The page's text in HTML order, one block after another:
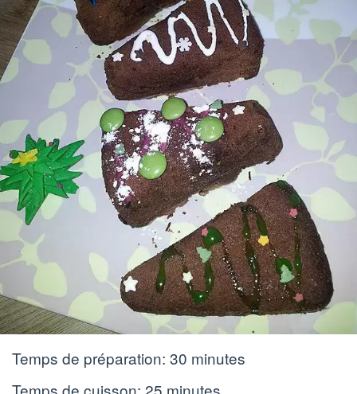
Temps de préparation: 30 minutes
Temps de cuisson: 25 minutes